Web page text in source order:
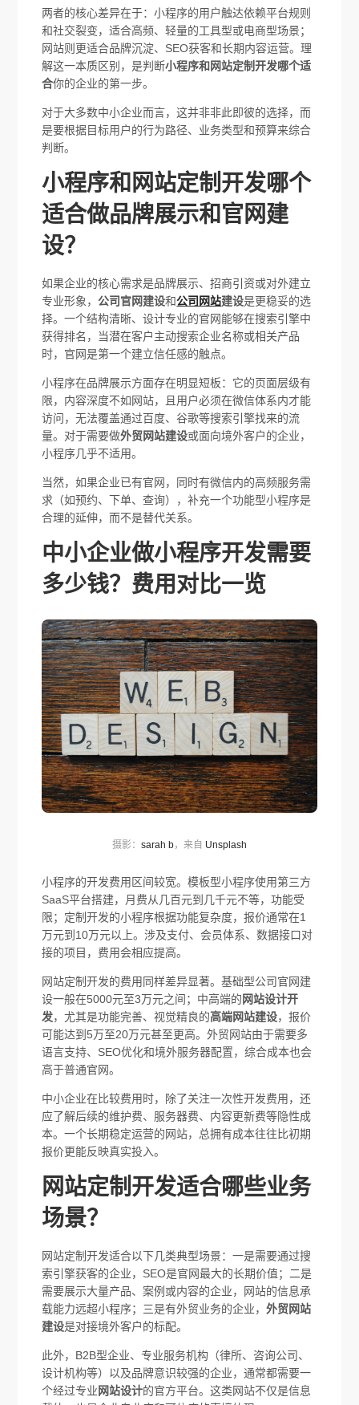
两者的核心差异在于：小程序的用户触达依赖平台规则
和社交裂变，适合高频、轻量的工具型或电商型场景；
网站则更适合品牌沉淀、SEO获客和长期内容运营。理
解这一本质区别，是判断小程序和网站定制开发哪个适
合你的企业的第一步。
对于大多数中小企业而言，这并非非此即彼的选择，而
是要根据目标用户的行为路径、业务类型和预算来综合
判断。
小程序和网站定制开发哪个
适合做品牌展示和官网建
设？
如果企业的核心需求是品牌展示、招商引资或对外建立
专业形象，公司官网建设和公司网站建设是更稳妥的选
择。一个结构清晰、设计专业的官网能够在搜索引擎中
获得排名，当潜在客户主动搜索企业名称或相关产品
时，官网是第一个建立信任感的触点。
小程序在品牌展示方面存在明显短板：它的页面层级有
限，内容深度不如网站，且用户必须在微信体系内才能
访问，无法覆盖通过百度、谷歌等搜索引擎找来的流
量。对于需要做外贸网站建设或面向境外客户的企业，
小程序几乎不适用。
当然，如果企业已有官网，同时有微信内的高频服务需
求（如预约、下单、查询），补充一个功能型小程序是
合理的延伸，而不是替代关系。
中小企业做小程序开发需要
多少钱？费用对比一览
摄影： sarah b，来自 Unsplash
小程序的开发费用区间较宽。模板型小程序使用第三方
SaaS平台搭建，月费从几百元到几千元不等，功能受
限；定制开发的小程序根据功能复杂度，报价通常在1
万元到10万元以上。涉及支付、会员体系、数据接口对
接的项目，费用会相应提高。
网站定制开发的费用同样差异显著。基础型公司官网建
设一般在5000元至3万元之间；中高端的网站设计开
发，尤其是功能完善、视觉精良的高端网站建设，报价
可能达到5万至20万元甚至更高。外贸网站由于需要多
语言支持、SEO优化和境外服务器配置，综合成本也会
高于普通官网。
中小企业在比较费用时，除了关注一次性开发费用，还
应了解后续的维护费、服务器费、内容更新费等隐性成
本。一个长期稳定运营的网站，总拥有成本往往比初期
报价更能反映真实投入。
网站定制开发适合哪些业务
场景？
网站定制开发适合以下几类典型场景：一是需要通过搜
索引擎获客的企业，SEO是官网最大的长期价值；二是
需要展示大量产品、案例或内容的企业，网站的信息承
载能力远超小程序；三是有外贸业务的企业，外贸网站
建设是对接境外客户的标配。
此外，B2B型企业、专业服务机构（律所、咨询公司、
设计机构等）以及品牌意识较强的企业，通常都需要一
个经过专业网站设计的官方平台。这类网站不仅是信息